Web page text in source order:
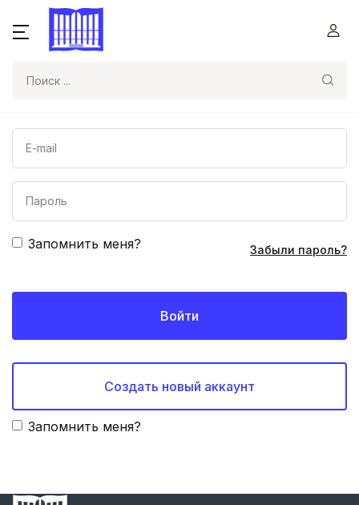
Запомнить меня? Забыли пароль?
Войти
Создать новый аккаунт
Запомнить меня?